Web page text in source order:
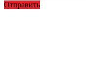
Отправить